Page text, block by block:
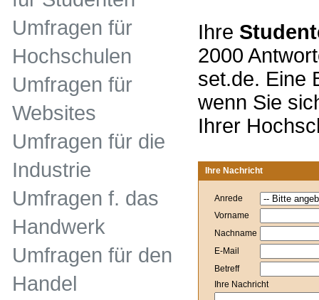
Ihre
2000
set.de. Eine
wenn Sie
Ihrer
Ihre Nachricht
Anrede
Vorname
Nachname
E-Mail
Betreff
Ihre Nachricht
Umfragen für
Hochschulen
Umfragen für
Websites
Umfragen für die
Industrie
Umfragen f. das
Handwerk
Umfragen für den
Handel